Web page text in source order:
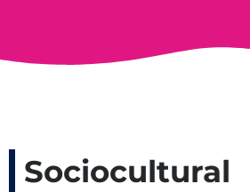
Sociocultural